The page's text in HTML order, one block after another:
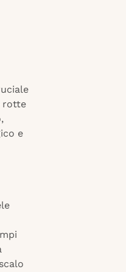
rotte
e